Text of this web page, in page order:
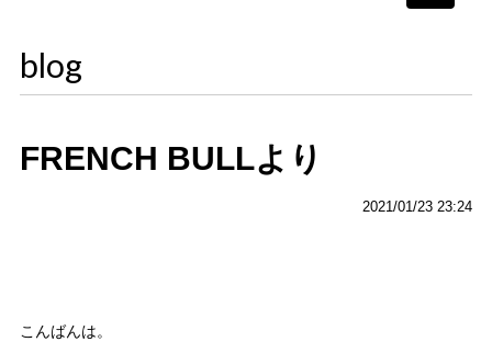
blog
FRENCH BULLより
2021/01/23 23:24
こんばんは。